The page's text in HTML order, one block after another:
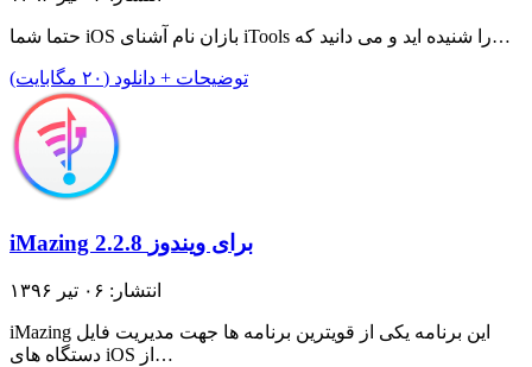
حتما شما iOS بازان نام آشنای iTools را شنیده اید و می دانید که…
توضیحات + دانلود (۲۰ مگابایت)
iMazing 2.2.8 برای ویندوز
انتشار: ۰۶ تیر ۱۳۹۶
iMazing این برنامه یکی از قویترین برنامه ها جهت مدیریت فایل
دستگاه های iOS از…